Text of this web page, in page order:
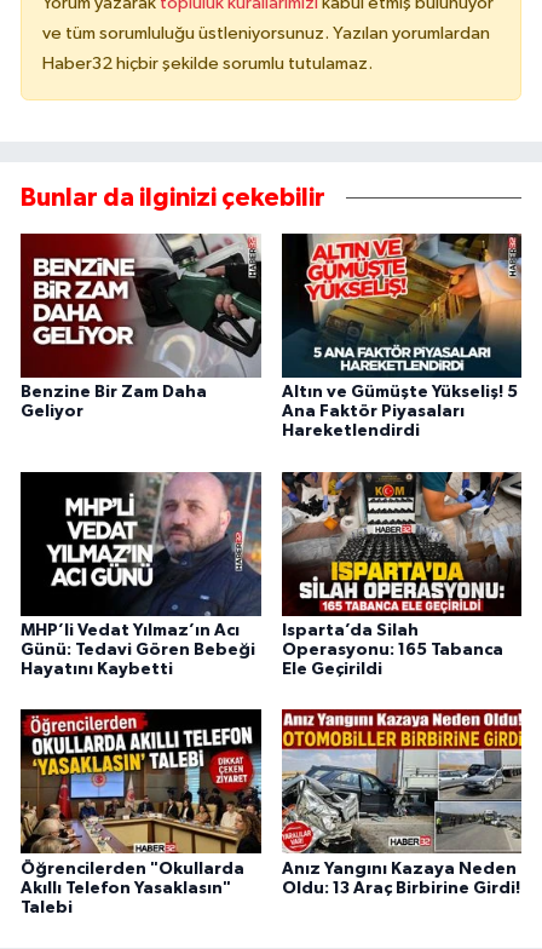
ve tüm sorumluluğu üstleniyorsunuz. Yazılan yorumlardan
Haber32 hiçbir şekilde sorumlu tutulamaz.
Bunlar da ilginizi çekebilir
Benzine Bir Zam Daha
Geliyor
Altın ve Gümüşte Yükseliş! 5
Ana Faktör Piyasaları
Hareketlendirdi
MHP’li Vedat Yılmaz’ın Acı
Günü: Tedavi Gören Bebeği
Hayatını Kaybetti
Isparta’da Silah
Operasyonu: 165 Tabanca
Ele Geçirildi
Öğrencilerden "Okullarda
Akıllı Telefon Yasaklasın"
Talebi
Anız Yangını Kazaya Neden
Oldu: 13 Araç Birbirine Girdi!